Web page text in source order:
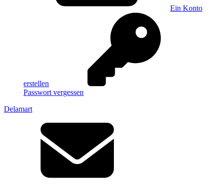
Ein Konto
erstellen
Passwort vergessen
Delamart